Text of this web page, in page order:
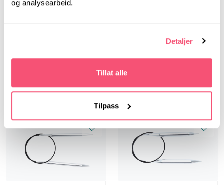
og analysearbeid.
Detaljer
Tillat alle
Tilpass
mm - Rundpinner i
cm, 9.0 mm - Silver